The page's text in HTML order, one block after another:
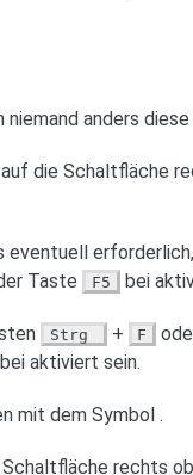
niemand anders
die Schaltfläche
eventuell
Taste F5 bei
Strg + F
aktiviert sein.
mit dem Symbol .
rechts